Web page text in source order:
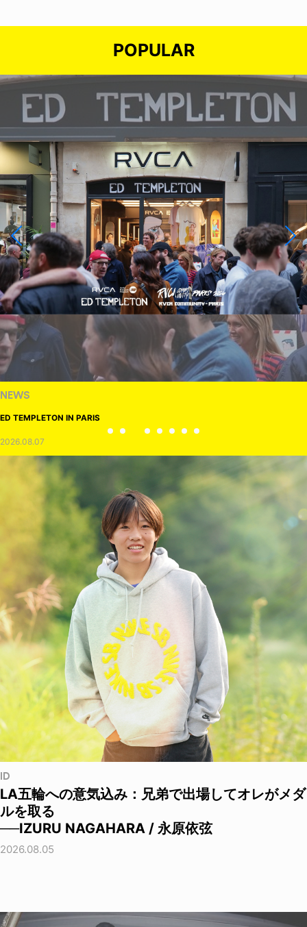
POPULAR
NEWS
ED TEMPLETON IN PARIS
2026.08.07
ID
LA五輪への意気込み：兄弟で出場してオレがメダ
ルを取る
──IZURU NAGAHARA / 永原依弦
2026.08.05